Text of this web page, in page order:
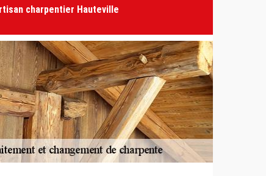
charpentier Hauteville